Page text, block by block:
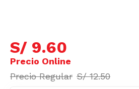
S/ 9.60
S/ 12.50